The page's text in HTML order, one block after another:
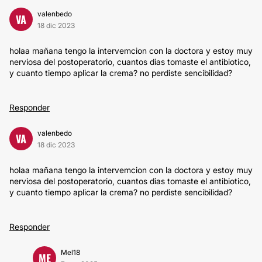
VA
valenbedo
18 dic 2023
holaa mañana tengo la intervemcion con la doctora y estoy muy
nerviosa del postoperatorio, cuantos dias tomaste el antibiotico,
y cuanto tiempo aplicar la crema? no perdiste sencibilidad?
Responder
VA
valenbedo
18 dic 2023
holaa mañana tengo la intervemcion con la doctora y estoy muy
nerviosa del postoperatorio, cuantos dias tomaste el antibiotico,
y cuanto tiempo aplicar la crema? no perdiste sencibilidad?
Responder
ME
Mel18